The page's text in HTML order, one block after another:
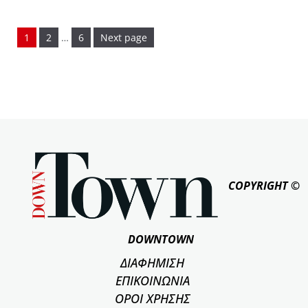
Page
1 Page
2 … Page
6 Next page
COPYRIGHT ©
DOWNTOWN
ΔΙΑΦΗΜΙΣΗ
ΕΠΙΚΟΙΝΩΝΙΑ
ΟΡΟΙ ΧΡΗΣΗΣ